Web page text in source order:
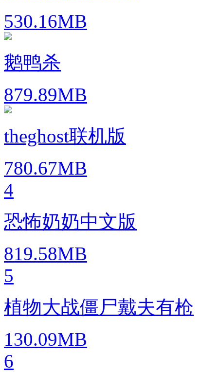
530.16MB
鹅鸭杀
879.89MB
theghost联机版
780.67MB
4
恐怖奶奶中文版
819.58MB
5
植物大战僵尸戴夫有枪
130.09MB
6